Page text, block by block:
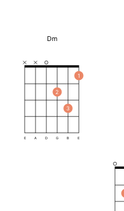
Dm
2
3
1
E A D G B E